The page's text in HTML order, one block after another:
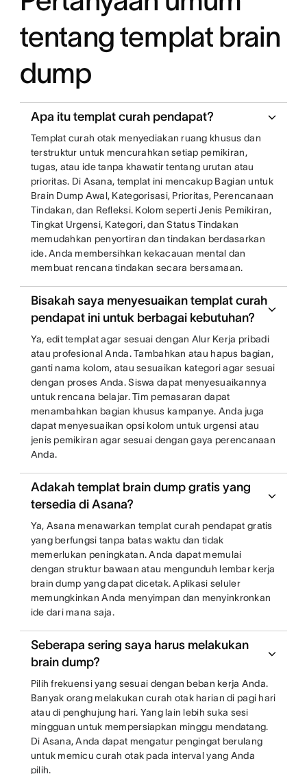
tentang templat brain
dump
Apa itu templat curah pendapat?
Templat curah otak menyediakan ruang khusus dan
terstruktur untuk mencurahkan setiap pemikiran,
tugas, atau ide tanpa khawatir tentang urutan atau
prioritas. Di Asana, templat ini mencakup Bagian untuk
Brain Dump Awal, Kategorisasi, Prioritas, Perencanaan
Tindakan, dan Refleksi. Kolom seperti Jenis Pemikiran,
Tingkat Urgensi, Kategori, dan Status Tindakan
memudahkan penyortiran dan tindakan berdasarkan
ide. Anda membersihkan kekacauan mental dan
membuat rencana tindakan secara bersamaan.
Bisakah saya menyesuaikan templat curah
pendapat ini untuk berbagai kebutuhan?
Ya, edit templat agar sesuai dengan Alur Kerja pribadi
atau profesional Anda. Tambahkan atau hapus bagian,
ganti nama kolom, atau sesuaikan kategori agar sesuai
dengan proses Anda. Siswa dapat menyesuaikannya
untuk rencana belajar. Tim pemasaran dapat
menambahkan bagian khusus kampanye. Anda juga
dapat menyesuaikan opsi kolom untuk urgensi atau
jenis pemikiran agar sesuai dengan gaya perencanaan
Anda.
Adakah templat brain dump gratis yang
tersedia di Asana?
Ya, Asana menawarkan templat curah pendapat gratis
yang berfungsi tanpa batas waktu dan tidak
memerlukan peningkatan. Anda dapat memulai
dengan struktur bawaan atau mengunduh lembar kerja
brain dump yang dapat dicetak. Aplikasi seluler
memungkinkan Anda menyimpan dan menyinkronkan
ide dari mana saja.
Seberapa sering saya harus melakukan
brain dump?
Pilih frekuensi yang sesuai dengan beban kerja Anda.
Banyak orang melakukan curah otak harian di pagi hari
atau di penghujung hari. Yang lain lebih suka sesi
mingguan untuk mempersiapkan minggu mendatang.
Di Asana, Anda dapat mengatur pengingat berulang
untuk memicu curah otak pada interval yang Anda
pilih.